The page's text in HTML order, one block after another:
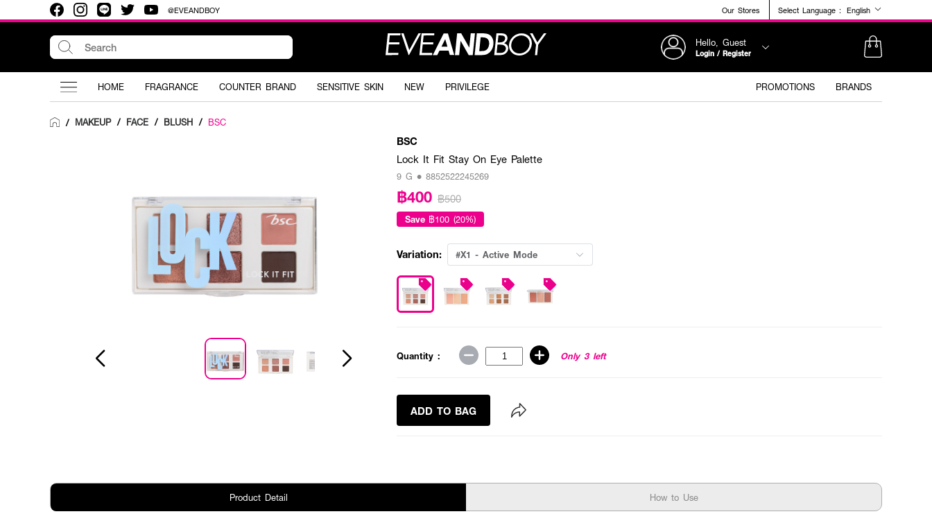
@EVEANDBOY Our Stores Select Language : English
Hello, Guest
Login / Register
HOME FRAGRANCE COUNTER BRAND SENSITIVE SKIN NEW PRIVILEGE PROMOTIONS BRANDS
/ MAKEUP / FACE / BLUSH / BSC
BSC
Lock It Fit Stay On Eye Palette
9 G • 8852522245269
฿400 ฿500
Save ฿100 (20%)
Variation: #X1 - Active Mode
Quantity : Only 3 left
ADD TO BAG
Product Detail How to Use